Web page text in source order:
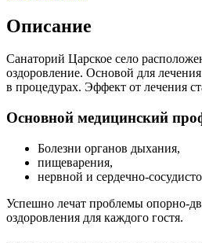
Описание
Санаторий Царское село
оздоровление. Основой для
в процедурах. Эффект от лечения
Основной медицинский
Болезни органов дыхания,
пищеварения,
нервной и сердечно-
Успешно лечат проблемы опорно-
оздоровления для каждого гостя.